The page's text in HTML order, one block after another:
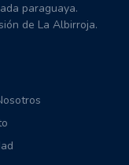
paraguaya.
de La Albirroja.